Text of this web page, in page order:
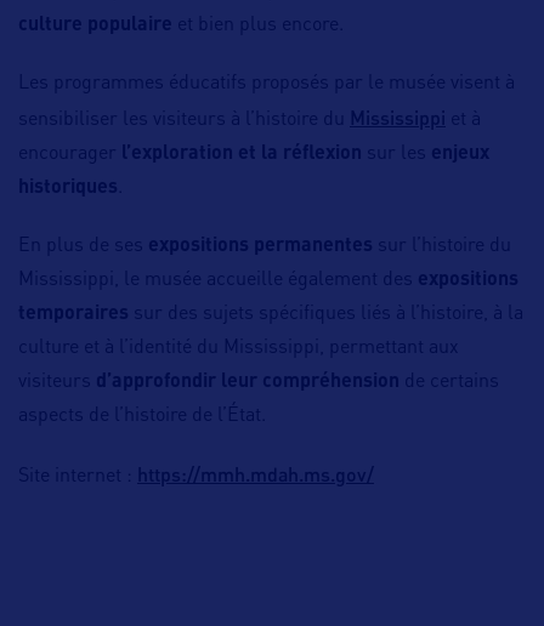
culture populaire et bien plus encore.
Les programmes éducatifs proposés par le musée visent à
sensibiliser les visiteurs à l’histoire du Mississippi et à
encourager
l’exploration et la réflexion sur les enjeux
historiques
En plus de ses expositions permanentes sur l’histoire du
Mississippi, le musée accueille également des expositions
temporaires sur des sujets spécifiques liés à l’histoire, à la
culture et à l’identité du Mississippi, permettant aux
visiteurs d’approfondir leur compréhension de certains
aspects de l’histoire de l’État.
Site internet : https://mmh.mdah.ms.gov/